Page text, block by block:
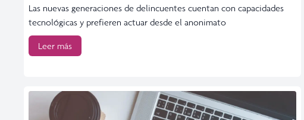
Las nuevas generaciones de delincuentes cuentan con capacidades
tecnológicas y prefieren actuar desde el anonimato
Leer más